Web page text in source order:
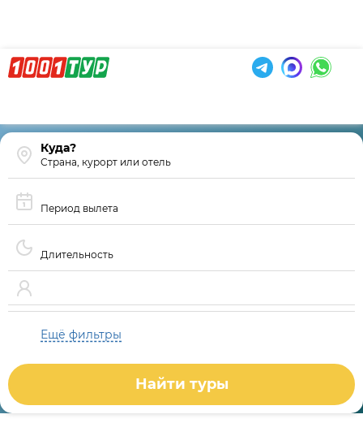
Страна, курорт или отель
Период вылета
Длительность
Ещё фильтры
Найти туры